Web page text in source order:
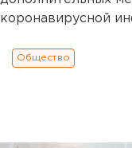
коронавирусной
Общество